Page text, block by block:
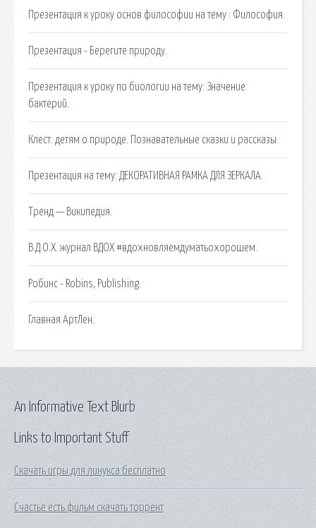
Презентация к уроку основ философии на тему : Философия.
Презентация - Берегите природу.
Презентация к уроку по биологии на тему: Значение
бактерий.
Клест: детям о природе. Познавательные сказки и рассказы.
Презентация на тему: ДЕКОРАТИВНАЯ РАМКА ДЛЯ ЗЕРКАЛА.
Тренд — Википедия.
В.Д.О.Х. журнал ВДОХ #вдохновляемдуматьохорошем.
Робинс - Robins, Publishing.
Главная АртЛен.
Links to Important Stuff
Скачать игры для линукса бесплатно
Счастье есть фильм скачать торрент
An Informative Text Blurb